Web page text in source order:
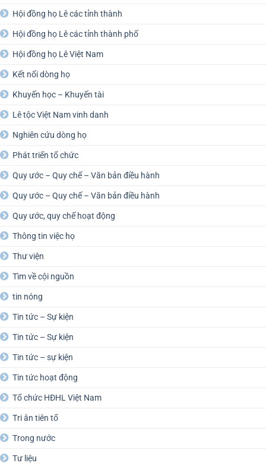
Hội đồng họ Lê các tỉnh thành
Hội đồng họ Lê các tỉnh thành phố
Hội đồng họ Lê Việt Nam
Kết nối dòng họ
Khuyến học – Khuyến tài
Lê tộc Việt Nam vinh danh
Nghiên cứu dòng họ
Phát triển tổ chức
Quy ước – Quy chế – Văn bản điều hành
Quy ước – Quy chế – Văn bản điều hành
Quy ước, quy chế hoạt động
Thông tin việc họ
Thư viện
Tìm về cội nguồn
tin nóng
Tin tức – Sự kiện
Tin tức – Sự kiện
Tin tức – sự kiện
Tin tức hoạt động
Tổ chức HĐHL Việt Nam
Tri ân tiên tổ
Trong nước
Tư liệu